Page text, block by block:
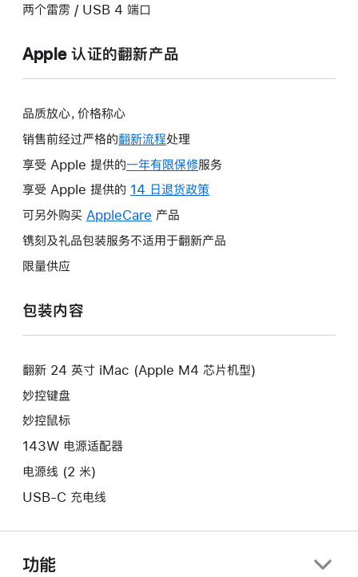
两个雷雳 / USB 4 端口
Apple 认证的翻新产品
品质放心，价格称心
销售前经过严格的翻新流程处理
享受 Apple 提供的一年有限保修此
操
打
服务
享受 Apple 提供的 14 日退货政策
将
口。
可另外购买 AppleCare 此
操
新
窗
产品
镌刻及礼品包装服务不适用于翻新产品
限量供应
包装内容
翻新 24 英寸 iMac (Apple M4 芯片机型)
妙控键盘
妙控鼠标
143W 电源适配器
电源线 (2 米)
USB-C 充电线
功能